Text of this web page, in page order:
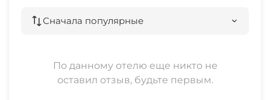
Сначала популярные
По данному отелю еще никто не
оставил отзыв, будьте первым.